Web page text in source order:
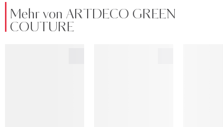
Mehr von ARTDECO GREEN
COUTURE